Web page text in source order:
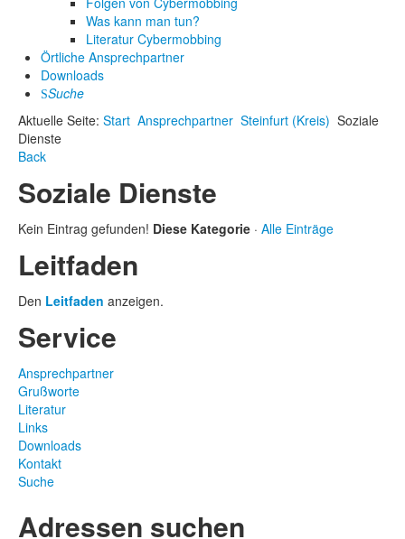
Was kann man tun?
Literatur Cybermobbing
Örtliche Ansprechpartner
Downloads
Suche
Aktuelle Seite: Start Ansprechpartner Steinfurt (Kreis) Soziale
Dienste
Back
Soziale Dienste
Kein Eintrag gefunden! Diese Kategorie · Alle Einträge
Leitfaden
Den Leitfaden anzeigen.
Service
Ansprechpartner
Grußworte
Literatur
Links
Downloads
Kontakt
Suche
Adressen suchen